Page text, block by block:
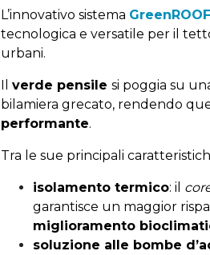
L’innovativo sistema GreenROOF
tecnologica e versatile per il
urbani.
Il verde pensile si poggia su
bilamiera grecato, rendendo
performante.
Tra le sue principali
isolamento termico: il
garantisce un maggior
miglioramento
soluzione alle bombe